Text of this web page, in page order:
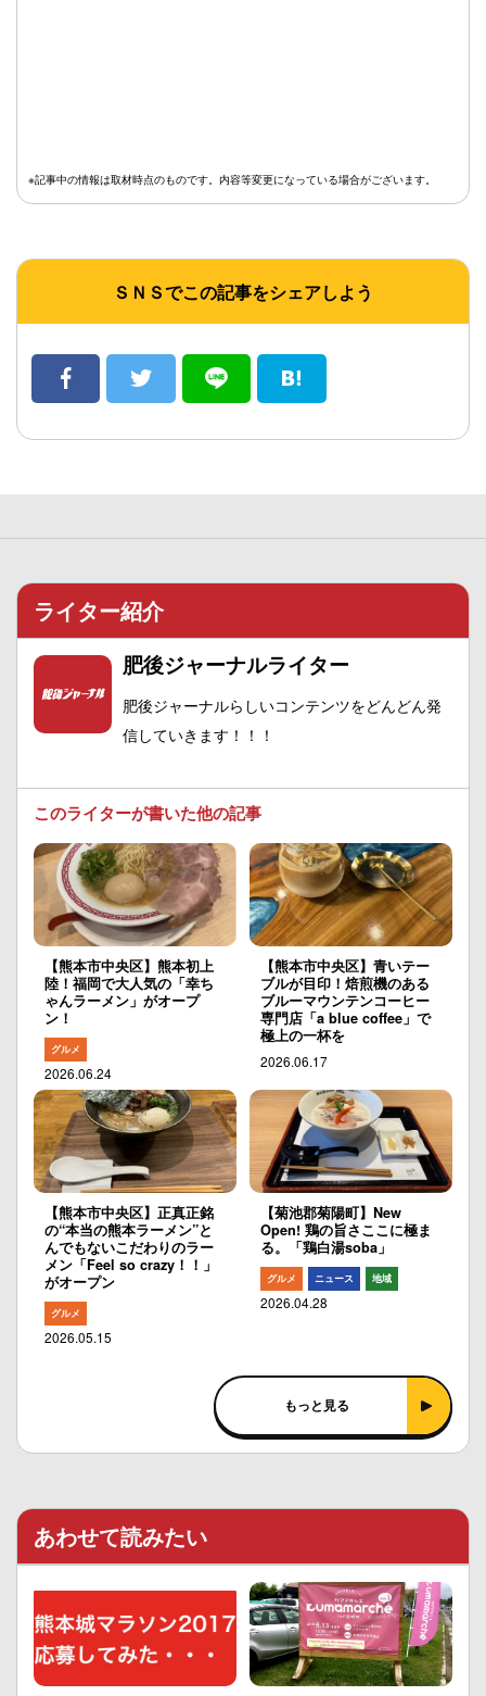
※記事中の情報は取材時点のものです。内容等変更になっている場合がございます。
ＳＮＳでこの記事をシェアしよう
ライター紹介
肥後ジャーナルライター
肥後ジャーナルらしいコンテンツをどんどん発
信していきます！！！
このライターが書いた他の記事
【熊本市中央区】熊本初上
陸！福岡で大人気の「幸ち
ゃんラーメン」がオープ
ン！
グルメ
2026.06.24
【熊本市中央区】青いテー
ブルが目印！焙煎機のある
ブルーマウンテンコーヒー
専門店「a blue coffee」で
極上の一杯を
2026.06.17
【熊本市中央区】正真正銘
の“本当の熊本ラーメン”と
んでもないこだわりのラー
メン「Feel so crazy！！」
がオープン
グルメ
2026.05.15
【菊池郡菊陽町】New
Open! 鶏の旨さここに極ま
る。「鶏白湯soba」
グルメ ニュース 地域
2026.04.28
もっと見る
あわせて読みたい